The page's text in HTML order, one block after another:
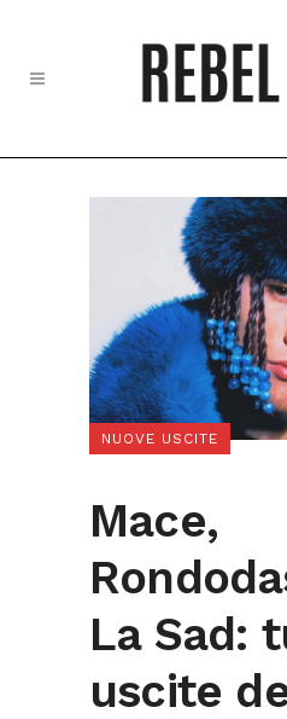
NUOVE USCITE
Mace,
La Sad:
uscite